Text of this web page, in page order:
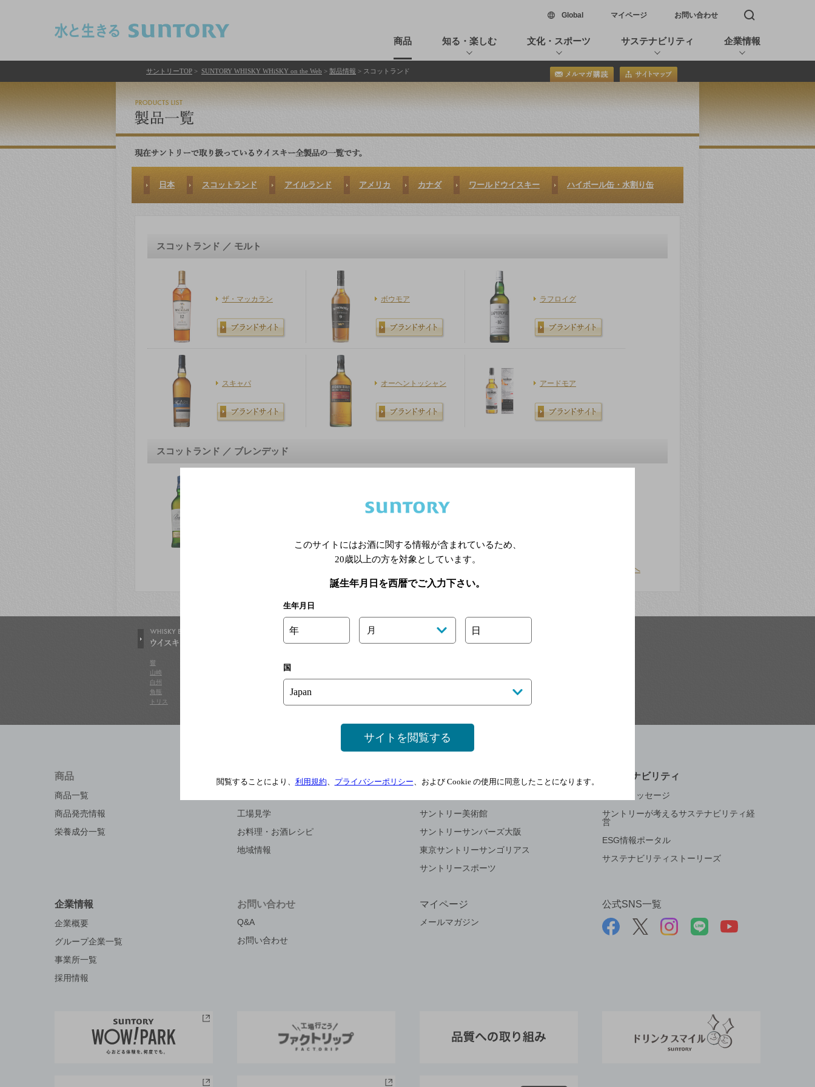
Global新しいウィンドウで開く
マイページ お問い合わせ 検索窓を開く
商品 知る・楽しむ 文化・スポーツ サステナビリティ 企業情報
サントリーTOP > SUNTORY WHISKY WHiSKY on the Web > 製品情報 > スコットランド
日本 スコットランド アイルランド アメリカ カナダ ワールドウイスキー ハイボール缶・水割り缶
スコットランド ／ モルト
ザ・マッカラン ボウモア ラフロイグ
スキャパ オーヘントッシャン アードモア
スコットランド ／ ブレンデッド
ティーチャーズ
このページの先頭へ
響
山崎
白州
角瓶
トリス
カナディアンクラブ
よくあるご質問
商品
商品一覧
商品発売情報
栄養成分一覧
知る・楽しむ
工場見学
お料理・お酒レシピ
地域情報
文化・スポーツ
サントリー美術館
サントリーサンバーズ大阪
東京サントリーサンゴリアス
サントリースポーツ
サステナビリティ
トップメッセージ
サントリーが考えるサステナビリティ経
営
ESG情報ポータル
サステナビリティストーリーズ
企業情報
企業概要
グループ企業一覧
事業所一覧
採用情報
お問い合わせ
Q&A
お問い合わせ
マイページ
メールマガジン
公式SNS一覧
このサイトにはお酒に関する情報が含まれているため、
20歳以上の方を対象としています。
誕生年月日を西暦でご入力下さい。
生年月日
年 月 日
国
サイトを閲覧する
閲覧することにより、 利用規約 プライバシーポリシー 、および Cookie の使用に同意したことになります。